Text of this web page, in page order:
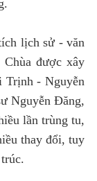
lịch sử - văn
được xây
Trịnh - Nguyễn
Nguyễn Đăng,
lần trùng tu,
thay đổi, tuy